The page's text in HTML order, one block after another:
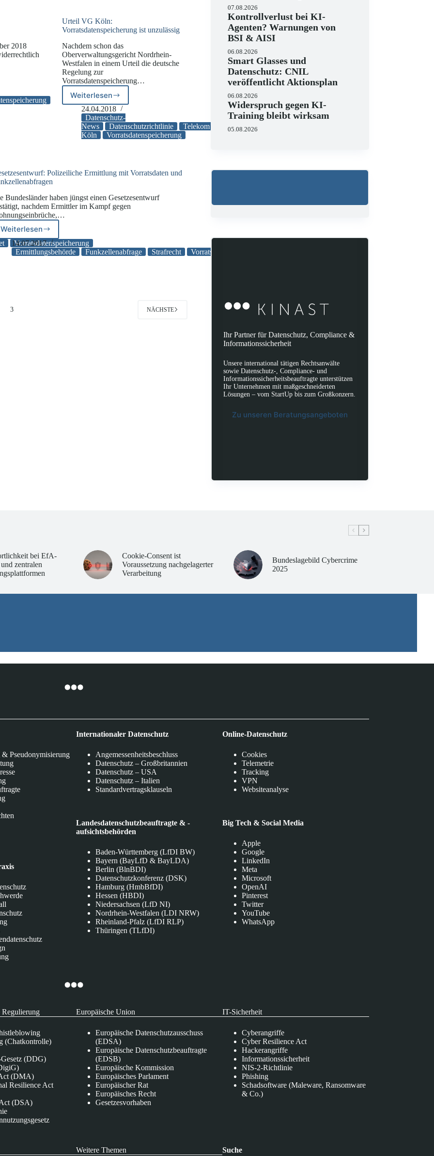
2018
Urteil VG Köln:
Vorratsdatenspeicherung ist unzulässig
Nachdem schon das
Oberverwaltungsgericht Nordrhein-
Westfalen in einem Urteil die deutsche
Regelung zur
Vorratsdatenspeicherung…
Weiterlesen
Urteil
VG
Köln:
Vorratsdatenspeicherung
ist
24.04.2018
Datenschutz-
News
Datenschutzrichtlinie Telekom Telekommunikation
Köln
Vorratsdatenspeicherung
Vorratsdatenspeicherung
Polizeiliche Ermittlung mit Vorratsdaten und
Bundesländer haben jüngst einen Gesetzesentwurf
nachdem Ermittler im Kampf gegen
WeiterlesenGesetzesentwurf:
Polizeiliche
Ermittlung
14.07.2017
Ermittlungsbehörde
Funkzellenabfrage Strafrecht Vorratsdatenspeicherung
3 NÄCHSTE
07.08.2026
Kontrollverlust bei KI-
Agenten? Warnungen von
BSI & AISI
06.08.2026
Smart Glasses und
Datenschutz: CNIL
veröffentlicht Aktionsplan
06.08.2026
Widerspruch gegen KI-
Training bleibt wirksam
05.08.2026
Ihr Partner für Datenschutz, Compliance &
Informationssicherheit
Unsere international tätigen Rechtsanwälte
sowie Datenschutz-, Compliance- und
Informationssicherheitsbeauftragte unterstützen
Ihr Unternehmen mit maßgeschneiderten
Lösungen – vom StartUp bis zum Großkonzern.
Zu unseren Beratungsangeboten
bei EfA-
zentralen
Cookie-Consent ist
Voraussetzung nachgelagerter
Verarbeitung
Bundeslagebild Cybercrime
2025
Pseudonymisierung
Internationaler Datenschutz
Angemessenheitsbeschluss
Datenschutz – Großbritannien
Datenschutz – USA
Datenschutz – Italien
Standardvertragsklauseln
Landesdatenschutzbeauftragte & -
aufsichtsbehörden
Baden-Württemberg (LfDI BW)
Bayern (BayLfD & BayLDA)
Berlin (BlnBDI)
Datenschutzkonferenz (DSK)
Hamburg (HmbBfDI)
Hessen (HBDI)
Niedersachsen (LfD NI)
Nordrhein-Westfalen (LDI NRW)
Rheinland-Pfalz (LfDI RLP)
Thüringen (TLfDI)
Online-Datenschutz
Cookies
Telemetrie
Tracking
VPN
Websiteanalyse
Big Tech & Social Media
Apple
Google
LinkedIn
Meta
Microsoft
OpenAI
Pinterest
Twitter
YouTube
WhatsApp
(Chatkontrolle)
(DDG)
(DMA)
Resilience Act
(DSA)
Europäische Union
Europäische Datenschutzausschuss
(EDSA)
Europäische Datenschutzbeauftragte
(EDSB)
Europäische Kommission
Europäisches Parlament
Europäischer Rat
Europäisches Recht
Gesetzesvorhaben
IT-Sicherheit
Cyberangriffe
Cyber Resilience Act
Hackerangriffe
Informationssicherheit
NIS-2-Richtlinie
Phishing
Schadsoftware (Maleware, Ransomware
& Co.)
Weitere Themen Suche